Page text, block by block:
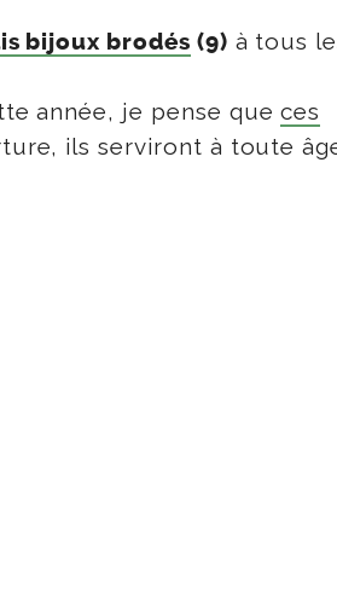
bijoux brodés (9) à tous
année, je pense queces
ils serviront à toute